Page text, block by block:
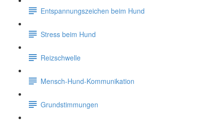
Entspannungszeichen beim Hund
Stress beim Hund
Reizschwelle
Mensch-Hund-Kommunikation
Grundstimmungen